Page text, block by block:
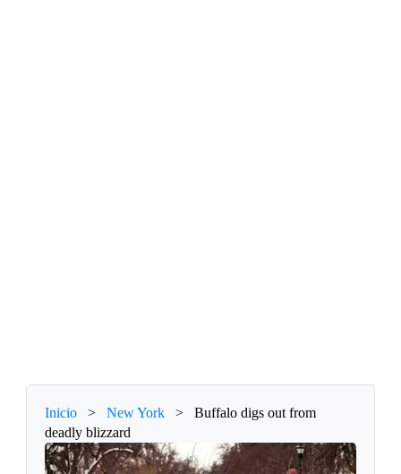
Inicio > New York >
Buffalo digs out from
deadly blizzard